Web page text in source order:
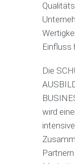
Einfluss
Die
wird